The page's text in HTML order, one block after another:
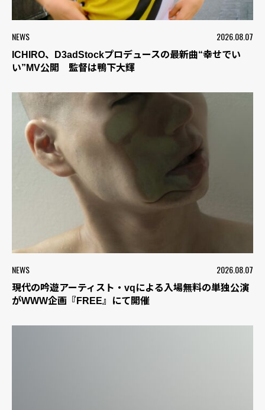
NEWS 2026.08.07
ICHIRO、D3adStockプロデュースの最新曲“幸せでい
い”MV公開 監督は鴨下大輝
NEWS 2026.08.07
現代の吟遊アーティスト・vqによる入場無料の単独公演
がWWW企画『FREE』にて開催